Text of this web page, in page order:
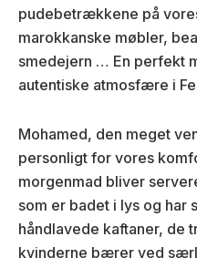
pudebetrækkene på
marokkanske møbler,
smedejern … En perfekt
autentiske atmosfære i
Mohamed, den meget
personligt for vores
morgenmad bliver
som er badet i lys og har
håndlavede kaftaner, de
kvinderne bærer ved